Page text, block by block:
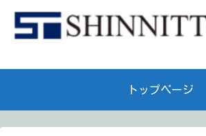
トップページ